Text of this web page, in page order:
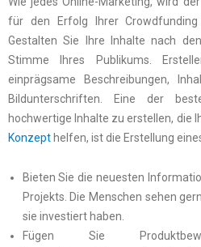
für den Erfolg Ihrer Crowdfunding
Gestalten Sie Ihre Inhalte nach
Stimme Ihres Publikums.
einprägsame Beschreibungen,
Bildunterschriften. Eine der
hochwertige Inhalte zu erstellen, die
Konzept helfen, ist die Erstellung
Bieten Sie die neuesten
Projekts. Die Menschen sehen
sie investiert haben.
Fügen Sie